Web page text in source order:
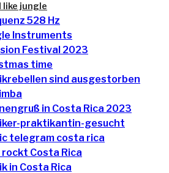
like jungle
528 Hz
Instruments
Festival 2023
time
sind ausgestorben
in Costa Rica 2023
praktikantin-gesucht
telegram costa rica
rockt Costa Rica
in Costa Rica